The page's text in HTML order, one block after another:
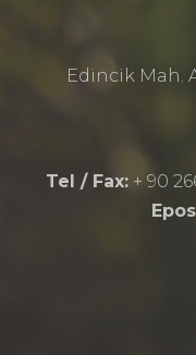
Edincik Mah.
Tel / Fax: + 90